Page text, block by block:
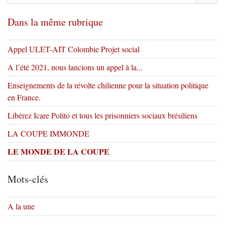
Dans la même rubrique
Appel ULET-AIT Colombie Projet social
A l’été 2021, nous lancions un appel à la...
Enseignements de la révolte chilienne pour la situation politique
en France.
Libérez Icare Polito et tous les prisonniers sociaux brésiliens
LA COUPE IMMONDE
LE MONDE DE LA COUPE
Mots-clés
A la une